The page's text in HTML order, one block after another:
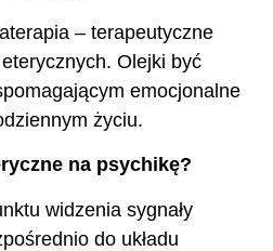
– terapeutyczne
Olejki być
emocjonalne
życiu.
na psychikę?
widzenia sygnały
do układu